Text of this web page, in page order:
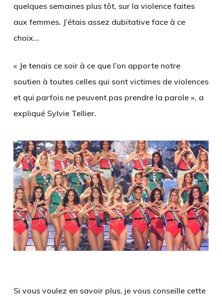
quelques semaines plus tôt, sur la violence faites
aux femmes. J’étais assez dubitative face à ce
choix…
« Je tenais ce soir à ce que l’on apporte notre
soutien à toutes celles qui sont victimes de violences
et qui parfois ne peuvent pas prendre la parole », a
expliqué Sylvie Tellier.
Si vous voulez en savoir plus, je vous conseille cette